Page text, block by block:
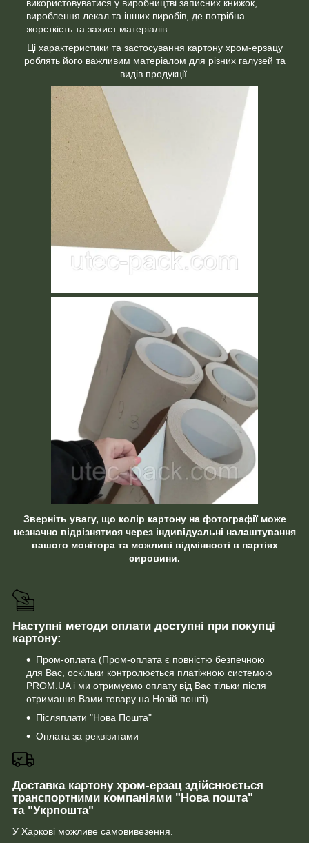
використовуватися у виробництві записних книжок,
вироблення лекал та інших виробів, де потрібна
жорсткість та захист матеріалів.
Ці характеристики та застосування картону хром-ерзацу
роблять його важливим матеріалом для різних галузей та
видів продукції.
Зверніть увагу, що колір картону на фотографії може
незначно відрізнятися через індивідуальні налаштування
вашого монітора та можливі відмінності в партіях
сировини.
Наступні методи оплати доступні при покупці
картону:
Пром-оплата (Пром-оплата є повністю безпечною
для Вас, оскільки контролюється платіжною системою
PROM.UA і ми отримуємо оплату від Вас тільки після
отримання Вами товару на Новій пошті).
Післяплати "Нова Пошта"
Оплата за реквізитами
Доставка картону хром-ерзац здійснюється
транспортними компаніями "Нова пошта"
та "Укрпошта"
У Харкові можливе самовивезення.